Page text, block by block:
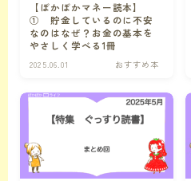
時間術 時間の悩みに関連する
その他 カテゴリ外のおすすめ
１フレーズ
【ぽかぽかマネー読本】
① 貯金しているのに不安
なのはなぜ？お金の基本を
やさしく学べる1冊
2025.06.01 おすすめ本